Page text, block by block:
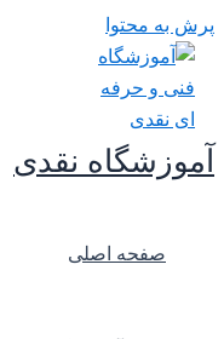
پرش به محتوا
آموزشگاه نقدی
صفحه اصلی